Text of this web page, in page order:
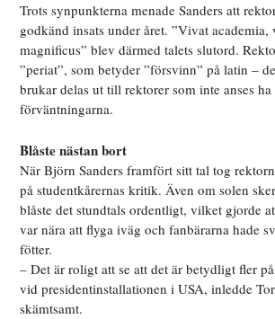
Trots synpunkterna menade Sanders att
godkänd insats under året. ”Vivat
magnificus” blev därmed talets slutord.
”periat”, som betyder ”försvinn” på latin –
brukar delas ut till rektorer som inte anses
förväntningarna.
Blåste nästan bort
När Björn Sanders framfört sitt tal tog
på studentkårernas kritik. Även om solen
blåste det stundtals ordentligt, vilket gjorde
var nära att flyga iväg och fanbärarna hade
fötter.
– Det är roligt att se att det är betydligt fler
vid presidentinstallationen i USA, inledde
skämtsamt.